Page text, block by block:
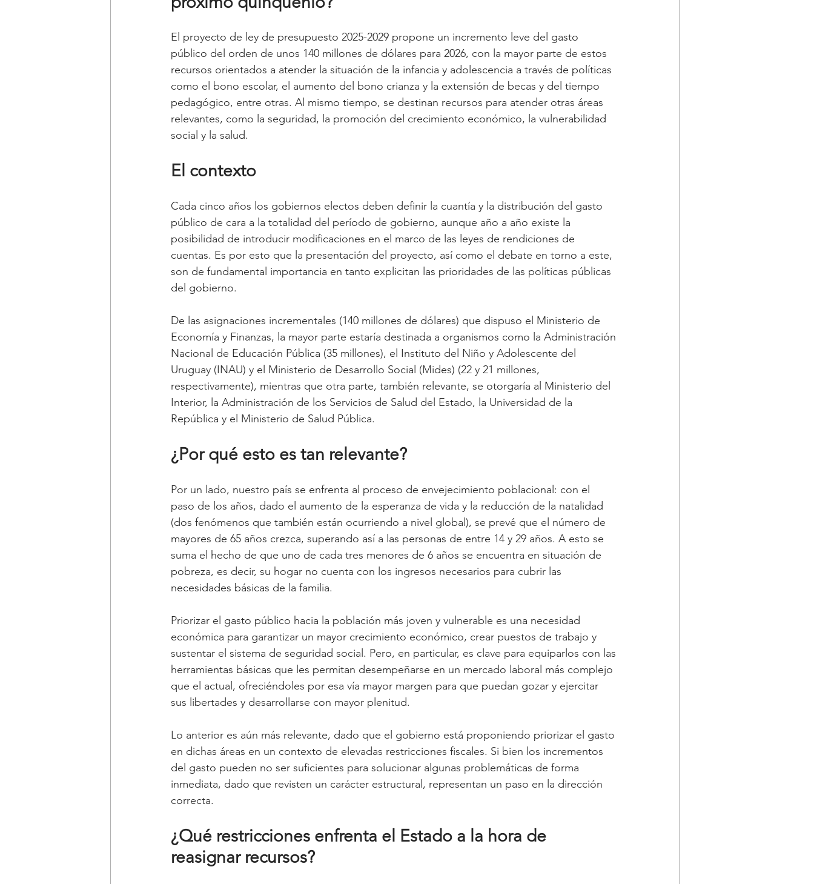
El proyecto de ley de presupuesto 2025-2029 propone un incremento leve del gasto
público del orden de unos 140 millones de dólares para 2026, con la mayor parte de estos
recursos orientados a atender la situación de la infancia y adolescencia a través de políticas
como el bono escolar, el aumento del bono crianza y la extensión de becas y del tiempo
pedagógico, entre otras. Al mismo tiempo, se destinan recursos para atender otras áreas
relevantes, como la seguridad, la promoción del crecimiento económico, la vulnerabilidad
social y la salud.
El contexto
Cada cinco años los gobiernos electos deben definir la cuantía y la distribución del gasto
público de cara a la totalidad del período de gobierno, aunque año a año existe la
posibilidad de introducir modificaciones en el marco de las leyes de rendiciones de
cuentas. Es por esto que la presentación del proyecto, así como el debate en torno a este,
son de fundamental importancia en tanto explicitan las prioridades de las políticas públicas
del gobierno.
De las asignaciones incrementales (140 millones de dólares) que dispuso el Ministerio de
Economía y Finanzas, la mayor parte estaría destinada a organismos como la Administración
Nacional de Educación Pública (35 millones), el Instituto del Niño y Adolescente del
Uruguay (INAU) y el Ministerio de Desarrollo Social (Mides) (22 y 21 millones,
respectivamente), mientras que otra parte, también relevante, se otorgaría al Ministerio del
Interior, la Administración de los Servicios de Salud del Estado, la Universidad de la
República y el Ministerio de Salud Pública.
¿Por qué esto es tan relevante?
Por un lado, nuestro país se enfrenta al proceso de envejecimiento poblacional: con el
paso de los años, dado el aumento de la esperanza de vida y la reducción de la natalidad
(dos fenómenos que también están ocurriendo a nivel global), se prevé que el número de
mayores de 65 años crezca, superando así a las personas de entre 14 y 29 años. A esto se
suma el hecho de que uno de cada tres menores de 6 años se encuentra en situación de
pobreza, es decir, su hogar no cuenta con los ingresos necesarios para cubrir las
necesidades básicas de la familia.
Priorizar el gasto público hacia la población más joven y vulnerable es una necesidad
económica para garantizar un mayor crecimiento económico, crear puestos de trabajo y
sustentar el sistema de seguridad social. Pero, en particular, es clave para equiparlos con las
herramientas básicas que les permitan desempeñarse en un mercado laboral más complejo
que el actual, ofreciéndoles por esa vía mayor margen para que puedan gozar y ejercitar
sus libertades y desarrollarse con mayor plenitud.
Lo anterior es aún más relevante, dado que el gobierno está proponiendo priorizar el gasto
en dichas áreas en un contexto de elevadas restricciones fiscales. Si bien los incrementos
del gasto pueden no ser suficientes para solucionar algunas problemáticas de forma
inmediata, dado que revisten un carácter estructural, representan un paso en la dirección
correcta.
¿Qué restricciones enfrenta el Estado a la hora de
reasignar recursos?